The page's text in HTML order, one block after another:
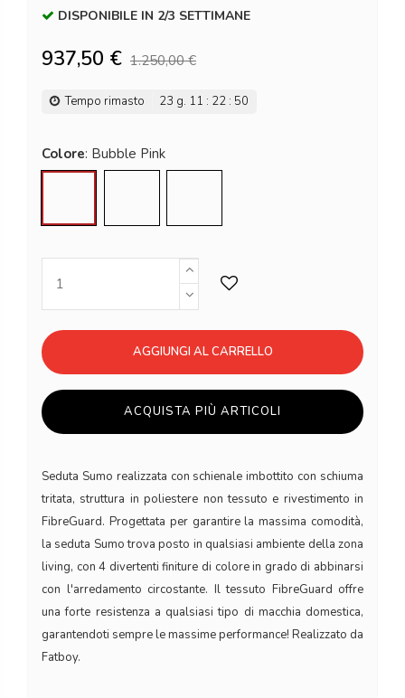
DISPONIBILE IN 2/3 SETTIMANE
937,50 € 1.250,00 €
Tempo rimasto 23 g. 11 : 22 : 49
Colore
AGGIUNGI AL CARRELLO
ACQUISTA PIÙ ARTICOLI
Seduta Sumo realizzata con schienale imbottito con schiuma
tritata, struttura in poliestere non tessuto e rivestimento in
FibreGuard. Progettata per garantire la massima comodità,
la seduta Sumo trova posto in qualsiasi ambiente della zona
living, con 4 divertenti finiture di colore in grado di abbinarsi
con l'arredamento circostante. Il tessuto FibreGuard offre
una forte resistenza a qualsiasi tipo di macchia domestica,
garantendoti sempre le massime performance! Realizzato da
Fatboy.